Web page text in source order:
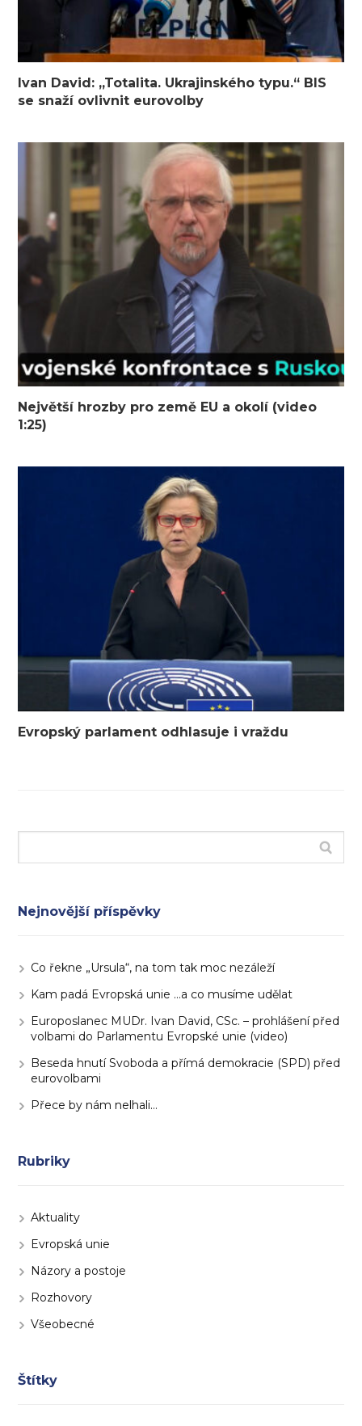
Ivan David: „Totalita. Ukrajinského typu.“ BIS
se snaží ovlivnit eurovolby
Největší hrozby pro země EU a okolí (video
1:25)
Evropský parlament odhlasuje i vraždu
Nejnovější příspěvky
Co řekne „Ursula“, na tom tak moc nezáleží
Kam padá Evropská unie …a co musíme udělat
Europoslanec MUDr. Ivan David, CSc. – prohlášení před
volbami do Parlamentu Evropské unie (video)
Beseda hnutí Svoboda a přímá demokracie (SPD) před
eurovolbami
Přece by nám nelhali…
Rubriky
Aktuality
Evropská unie
Názory a postoje
Rozhovory
Všeobecné
Štítky